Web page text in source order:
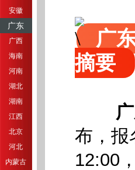
安徽
广东
广西
海南
河南
湖北
湖南
江西
北京
河北
内蒙古
广
摘要
布，报
12:00